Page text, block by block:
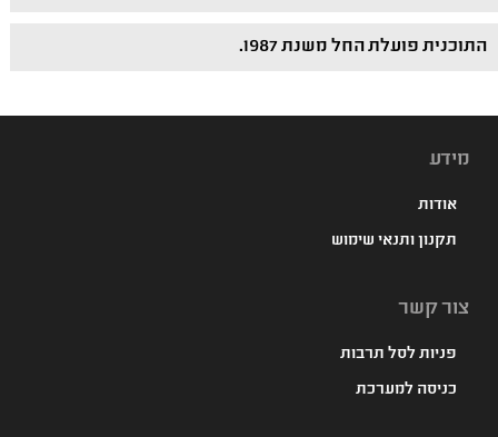
התוכנית פועלת החל משנת 1987.
מידע
אודות
תקנון ותנאי שימוש
צור קשר
פניות לסל תרבות
כניסה למערכת